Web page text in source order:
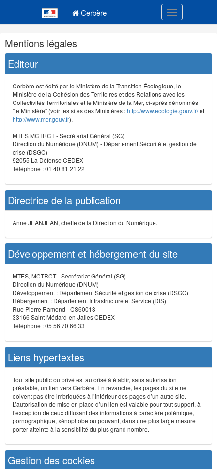
Cerbère Toggle
Navigation
et
outils
annexes
Mentions légales
Editeur
Cerbère est édité par le Ministère de la Transition Écologique, le
Ministère de la Cohésion des Territoires et des Relations avec les
Collectivités Terrritoriales et le Ministère de la Mer, ci-après dénommés
"le Ministère" (voir les sites des Ministères :http://www.ecologie.gouv.fr/et
http://www.mer.gouv.fr).
MTES MCTRCT - Secrétariat Général (SG)
Direction du Numérique (DNUM) - Département Sécurité et gestion de
crise (DSGC)
92055 La Défense CEDEX
Téléphone : 01 40 81 21 22
Directrice de la publication
Anne JEANJEAN, cheffe de la Direction du Numérique.
Développement et hébergement du site
MTES, MCTRCT - Secrétariat Général (SG)
Direction du Numérique (DNUM)
Développement : Département Sécurité et gestion de crise (DSGC)
Hébergement : Département Infrastructure et Service (DIS)
Rue Pierre Ramond - CS60013
33166 Saint-Médard-en-Jalles CEDEX
Téléphone : 05 56 70 66 33
Liens hypertextes
Tout site public ou privé est autorisé à établir, sans autorisation
préalable, un lien vers Cerbère. En revanche, les pages du site ne
doivent pas être imbriquées à l’intérieur des pages d’un autre site.
L’autorisation de mise en place d’un lien est valable pour tout support, à
l’exception de ceux diffusant des informations à caractère polémique,
pornographique, xénophobe ou pouvant, dans une plus large mesure
porter atteinte à la sensibilité du plus grand nombre.
Gestion des cookies